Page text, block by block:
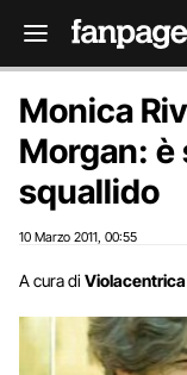
Monica
Morgan: è
squallido
10 Marzo 2011 00:55
A cura di Violacentrica